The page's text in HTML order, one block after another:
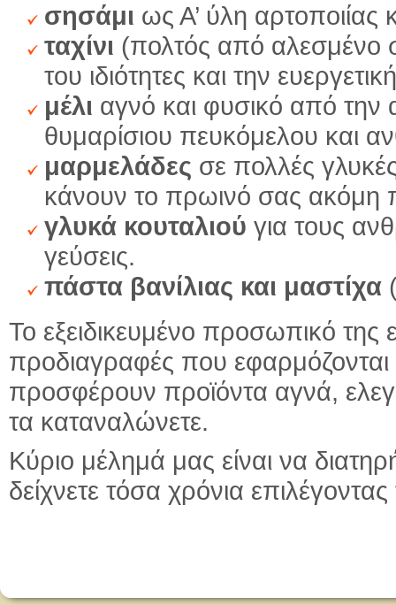
σησάμι ως Α’ ύλη αρτοποιίας
ταχίνι (πολτός από αλεσμένο
του ιδιότητες και την
μέλι αγνό και φυσικό από την
θυμαρίσιου πευκόμελου και
μαρμελάδες σε πολλές
κάνουν το πρωινό σας ακόμη
γλυκά κουταλιού για τους
γεύσεις.
πάστα βανίλιας και μαστίχα
Το εξειδικευμένο προσωπικό της
προδιαγραφές που
προσφέρουν προϊόντα αγνά,
τα καταναλώνετε.
Κύριο μέλημά μας είναι να
δείχνετε τόσα χρόνια